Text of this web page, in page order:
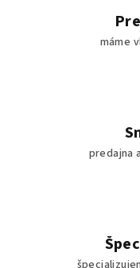
máme
predajna